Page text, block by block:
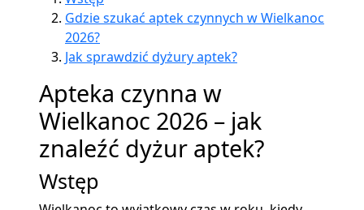
Gdzie szukać aptek czynnych w Wielkanoc
2026?
Jak sprawdzić dyżury aptek?
Apteka czynna w
Wielkanoc 2026 – jak
znaleźć dyżur aptek?
Wstęp